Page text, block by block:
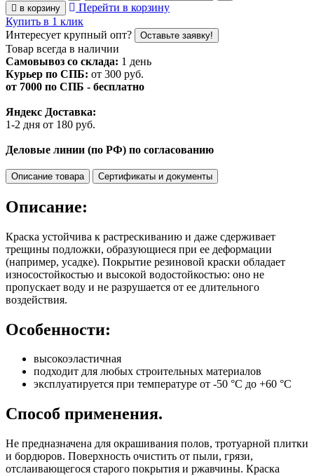
в корзину
Перейти в корзину
Купить в 1 клик
Интересует крупный опт?
Оставьте заявку!
Товар всегда в наличии
Самовывоз со склада: 1 день
Курьер по СПБ: от 300 руб.
от 7000 по СПБ - бесплатно
Яндекс Доставка:
1-2 дня от 180 руб.
Деловые линии (по РФ) по согласованию
Описание товара Сертификаты и документы
Описание:
Краска устойчива к растрескиванию и даже сдерживает
трещины подложки, образующиеся при ее деформации
(например, усадке). Покрытие резиновой краски обладает
износостойкостью и высокой водостойкостью: оно не
пропускает воду и не разрушается от ее длительного
воздействия.
Особенности:
высокоэластичная
подходит для любых строительных материалов
эксплуатируется при температуре от -50 °С до +60 °С
Способ применения.
Не предназначена для окрашивания полов, тротуарной плитки
и бордюров. Поверхность очистить от пыли, грязи,
отслаивающегося старого покрытия и ржавчины. Краска